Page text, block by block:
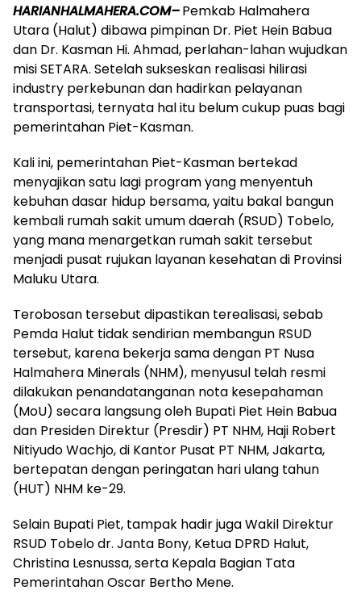
HARIANHALMAHERA.COM–Pemkab Halmahera
Utara (Halut) dibawa pimpinan Dr. Piet Hein Babua
dan Dr. Kasman Hi. Ahmad, perlahan-lahan wujudkan
misi SETARA. Setelah sukseskan realisasi hilirasi
industry perkebunan dan hadirkan pelayanan
transportasi, ternyata hal itu belum cukup puas bagi
pemerintahan Piet-Kasman.
Kali ini, pemerintahan Piet-Kasman bertekad
menyajikan satu lagi program yang menyentuh
kebuhan dasar hidup bersama, yaitu bakal bangun
kembali rumah sakit umum daerah (RSUD) Tobelo,
yang mana menargetkan rumah sakit tersebut
menjadi pusat rujukan layanan kesehatan di Provinsi
Maluku Utara.
Terobosan tersebut dipastikan terealisasi, sebab
Pemda Halut tidak sendirian membangun RSUD
tersebut, karena bekerja sama dengan PT Nusa
Halmahera Minerals (NHM), menyusul telah resmi
dilakukan penandatanganan nota kesepahaman
(MoU) secara langsung oleh Bupati Piet Hein Babua
dan Presiden Direktur (Presdir) PT NHM, Haji Robert
Nitiyudo Wachjo, di Kantor Pusat PT NHM, Jakarta,
bertepatan dengan peringatan hari ulang tahun
(HUT) NHM ke-29.
Selain Bupati Piet, tampak hadir juga Wakil Direktur
RSUD Tobelo dr. Janta Bony, Ketua DPRD Halut,
Christina Lesnussa, serta Kepala Bagian Tata
Pemerintahan Oscar Bertho Mene.